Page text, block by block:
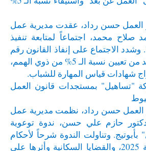
العمل حسن رداد، عقدت مديرية عمل
صلاح محمد، اجتماعاً لمتابعة تنفيذ
الاجتماع على إنفاذ القانون رقم
14 لسنة 2025، والتأكد من تعيين نسبة الـ 5% من ذوي الهمم،
شهادات قياس المهارة للشباب.
"تساهيل" بمستجدات قانون العمل
العمل حسن رداد، نظمت مديرية عمل
حازم علي حسن، ندوة توعوية
وتناولت الندوة شرحاً لأحكام
القانون رقم 14 لسنة 2025، والقضايا السكانية وأثرها على